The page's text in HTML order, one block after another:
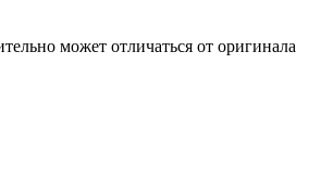
может отличаться от оригинала